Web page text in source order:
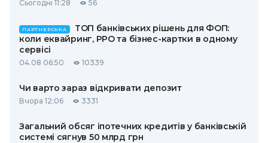
Сьогодні 11:28 56
ПАРТНЕРСЬКА
ТОП банківських рішень для ФОП:
коли еквайринг, РРО та бізнес-картки в одному
сервісі
04.08 06:50 10339
Чи варто зараз відкривати депозит
Вчора 12:06 3331
Загальний обсяг іпотечних кредитів у банківській
системі сягнув 50 млрд грн